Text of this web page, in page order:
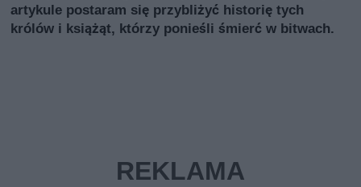
artykule postaram się przybliżyć historię tych
królów i książąt, którzy ponieśli śmierć w bitwach.